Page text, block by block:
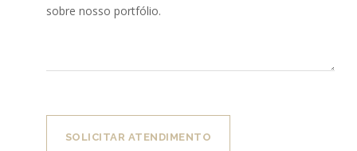
SOLICITAR ATENDIMENTO